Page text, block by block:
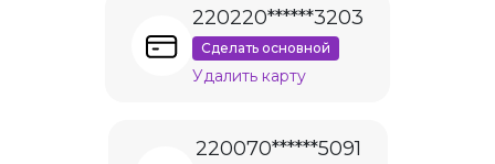
220220******3203
Сделать основной
Удалить карту
220070******5091